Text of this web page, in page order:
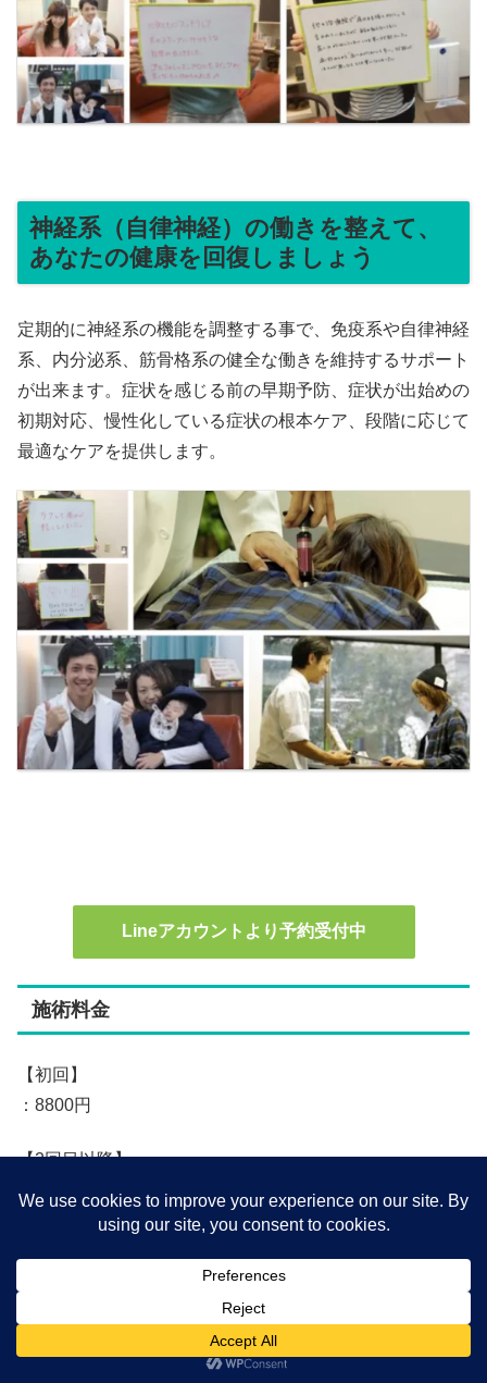
神経系（自律神経）の働きを整えて、
あなたの健康を回復しましょう
定期的に神経系の機能を調整する事で、免疫系や自律神経
系、内分泌系、筋骨格系の健全な働きを維持するサポート
が出来ます。症状を感じる前の早期予防、症状が出始めの
初期対応、慢性化している症状の根本ケア、段階に応じて
最適なケアを提供します。
Lineアカウントより予約受付中
施術料金
【初回】
：8800円
【2回目以降】
◼︎ 神経機能障害調整（カイロプラクティック）のみ：
◼︎ 神経機能障害調整（カイロプラクティック）と脳のス
検索